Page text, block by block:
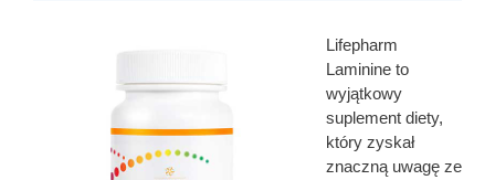
Lifepharm
Laminine to
wyjątkowy
suplement diety,
który zyskał
znaczną uwagę ze